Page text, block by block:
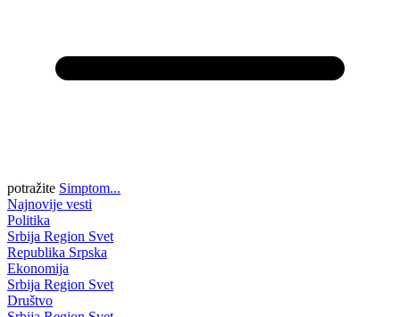
potražite Simptom...
Najnovije vesti
Politika
Srbija Region Svet
Republika Srpska
Ekonomija
Srbija Region Svet
Društvo